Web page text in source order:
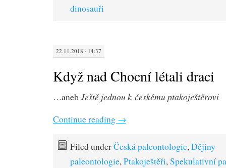
dinosauři
22.11.2018 · 14:37
Když nad Chocní létali draci
…aneb Ještě jednou k českému ptakoještěrovi
Continue reading →
Filed underČeská paleontologie,Dějiny
paleontologie,Ptakoještěři,Spekulativní